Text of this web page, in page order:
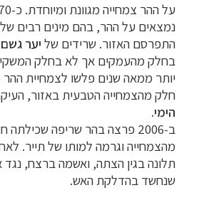
נמצאים על ההר, בהם מינים רבים
התפרסם האזור. שרידים של יער גשם
בחלק מהעמקים אך לא בחלק
יותר ממאה שנים פלשו לצמחיית
חלק מהצמחייה הטבעית באזור,
הימי.
ב-2006 פרצה בהר שריפה
מהצמחייה וגרמה למותו של תייר.
תלונה בגין הצתה, ואשמה ברצח, נגד
שנחשד בהדלקת האש.